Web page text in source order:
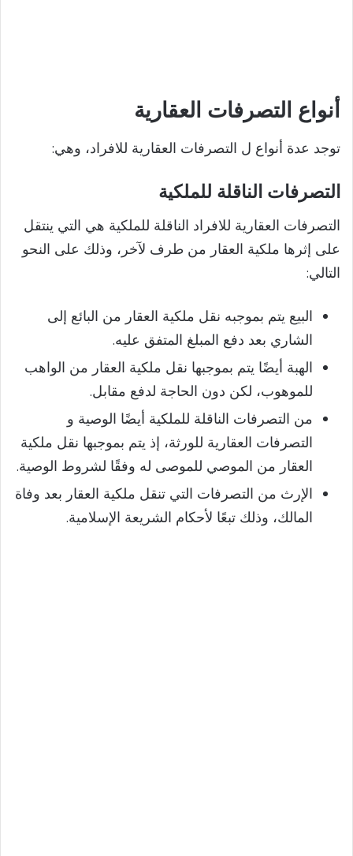
أنواع التصرفات العقارية
توجد عدة أنواع ل التصرفات العقارية للافراد، وهي:
التصرفات الناقلة للملكية
التصرفات العقارية للافراد الناقلة للملكية هي التي ينتقل
على إثرها ملكية العقار من طرف لآخر، وذلك على النحو
التالي:
البيع يتم بموجبه نقل ملكية العقار من البائع إلى
الشاري بعد دفع المبلغ المتفق عليه.
الهبة أيضًا يتم بموجبها نقل ملكية العقار من الواهب
للموهوب، لكن دون الحاجة لدفع مقابل.
من التصرفات الناقلة للملكية أيضًا الوصية و
التصرفات العقارية للورثة، إذ يتم بموجبها نقل ملكية
العقار من الموصي للموصى له وفقًا لشروط الوصية.
الإرث من التصرفات التي تنقل ملكية العقار بعد وفاة
المالك، وذلك تبعًا لأحكام الشريعة الإسلامية.